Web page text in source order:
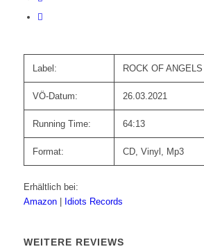
Label: ROCK OF
VÖ-Datum: 26.03.2021
Running Time: 64:13
Format: CD, Vinyl, Mp3
Erhältlich bei:
Amazon
Idiots Records
WEITERE REVIEWS